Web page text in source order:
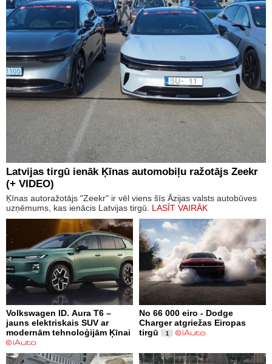
Latvijas tirgū ienāk Ķīnas automobiļu ražotājs Zeekr
(+ VIDEO)
Ķīnas autoražotājs "Zeekr" ir vēl viens šīs Āzijas valsts autobūves
uzņēmums, kas ienācis Latvijas tirgū. LASĪT VAIRĀK
Volkswagen ID. Aura T6 –
jauns elektriskais SUV ar
modernām tehnoloģijām Ķīnai
No 66 000 eiro - Dodge
Charger atgriežas Eiropas
tirgū
1